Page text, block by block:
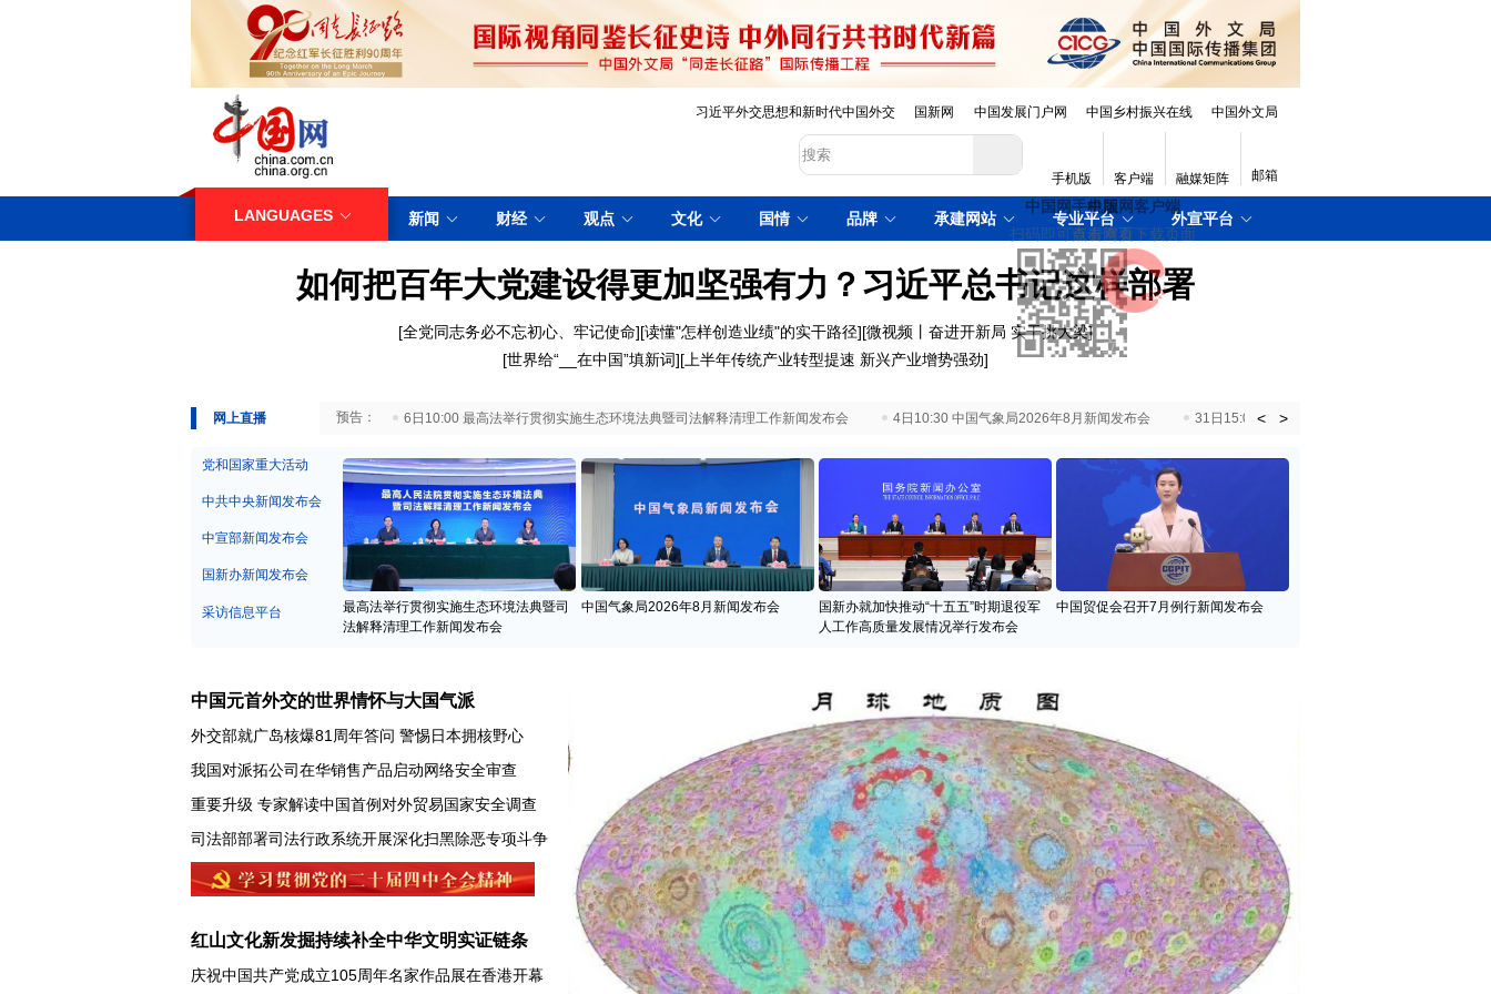
习近平外交思想和新时代中国外交 国新网 中国发展门户网 中国乡村振兴在线 中国外文局
手机版 客户端 融媒矩阵 邮箱
LANGUAGES 新闻 财经 观点 文化 国情 品牌 承建网站 专业平台 外宣平台
如何把百年大党建设得更加坚强有力？习近平总书记这样部署
[全党同志务必不忘初心、牢记使命][读懂"怎样创造业绩"的实干路径][微视频丨奋进开新局 实干挑大梁]
[世界给“__在中国”填新词][ 上半年传统产业转型提速 新兴产业增势强劲]
网上直播
29日10:00 国务院台湾事务办公室7月29日举行新闻发布会 6日10:00 最高法举行贯彻实施生态环境法典暨司法解释清理工作新闻发布会 4日10:30 中国气象局2026年8月新闻发布会 31日15:00 国新办就加快推动“十五五”时期退役
< >
党和国家重大活动
中共中央新闻发布会
中宣部新闻发布会
国新办新闻发布会
采访信息平台
最高法举行贯彻实施生态环境法典暨司
法解释清理工作新闻发布会
中国气象局2026年8月新闻发布会
国新办就加快推动“十五五”时期退役军
人工作高质量发展情况举行发布会
中国贸促会召开7月例行新闻发布会
中国元首外交的世界情怀与大国气派
外交部就广岛核爆81周年答问 警惕日本拥核野心
我国对派拓公司在华销售产品启动网络安全审查
重要升级 专家解读中国首例对外贸易国家安全调查
红山文化新发掘持续补全中华文明实证链条
庆祝中国共产党成立105周年名家作品展在香港开幕
“荒岛改造”自由惬意？已触碰法律红线！案例解读